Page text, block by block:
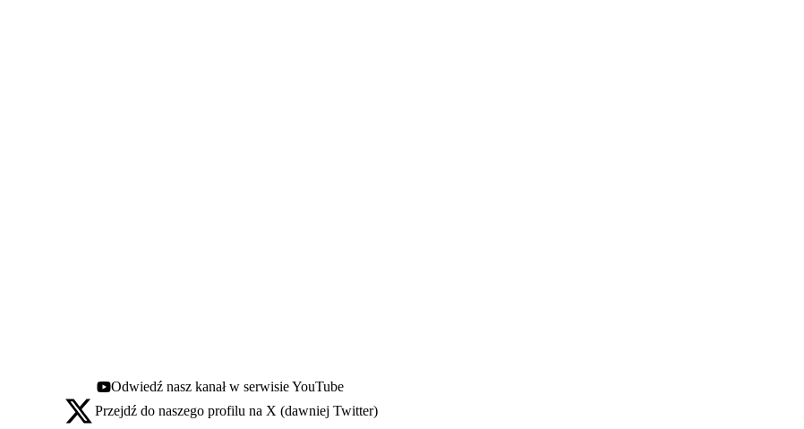
Youtube - otwiera się w nowej karcie
Odwiedź nasz kanał w serwisie YouTube
X - otwiera się w nowej karcie
Przejdź do naszego profilu na X (dawniej Twitter)